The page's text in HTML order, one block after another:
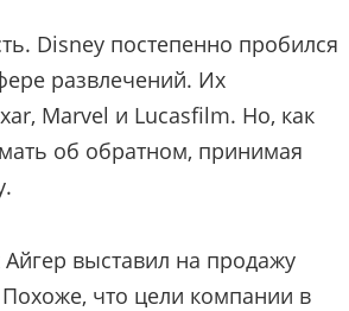
Disney постепенно пробился
развлечений. Их
Marvel и Lucasfilm. Но, как
об обратном, принимая
Айгер выставил на продажу
что цели компании в